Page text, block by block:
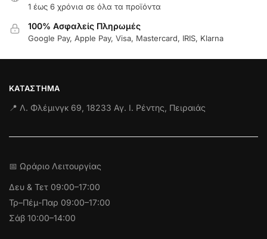
1 έως 6 χρόνια σε όλα τα προϊόντα
100% Ασφαλείς Πληρωμές
Google Pay, Apple Pay, Visa, Mastercard, IRIS, Klarna
ΚΑΤΆΣΤΗΜΑ
📍 Λ. Φλέμινγκ 69, 18233 Αγ. Ι. Ρέντης, Πειραιάς
📅 Ωράριο Λειτουργίας
Δευ & Τετ 09:00–17:00
Τρ–Πέμ-Παρ 09:00–17:00
Σάβ 10:00–14:00